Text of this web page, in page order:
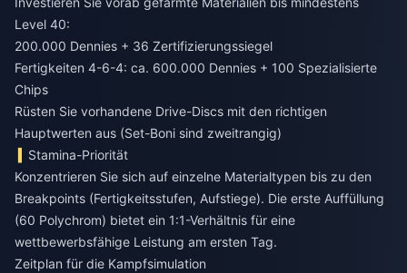
Level 40:
200.000 Dennies + 36 Zertifizierungssiegel
Fertigkeiten 4-6-4: ca. 600.000 Dennies + 100 Spezialisierte
Chips
Rüsten Sie vorhandene Drive-Discs mit den richtigen
Hauptwerten aus (Set-Boni sind zweitrangig)
Stamina-Priorität
Konzentrieren Sie sich auf einzelne Materialtypen bis zu den
Breakpoints (Fertigkeitsstufen, Aufstiege). Die erste Auffüllung
(60 Polychrom) bietet ein 1:1-Verhältnis für eine
wettbewerbsfähige Leistung am ersten Tag.
Zeitplan für die Kampfsimulation